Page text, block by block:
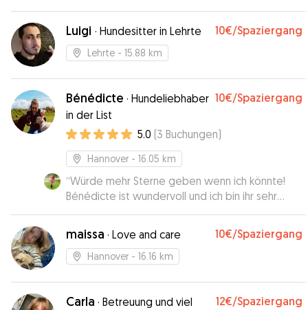
Luigi · Hundesitter in Lehrte 10€/Spaziergang
Lehrte - 15.88 km
Bénédicte · Hundeliebhaber
in der List
10€/Spaziergang
5.0 (3 Buchungen)
Hannover - 16.05 km
“Würde mehr Sterne geben wenn ich könnte!
Bénédicte ist wundervoll und ich bin ihr sehr
dankbar für ihre wundervolle Hilfe! Sie hat mir
immer Updates gegeben und ist sehr liebevoll
mit meiner Hündin umgegangen. Es hat alles
super geklappt und ich wusste die ganze Zeit,
für alles!”
maissa · Love and care 10€/Spaziergang
Hannover - 16.16 km
Carla · Betreuung und viel
12€/Spaziergang